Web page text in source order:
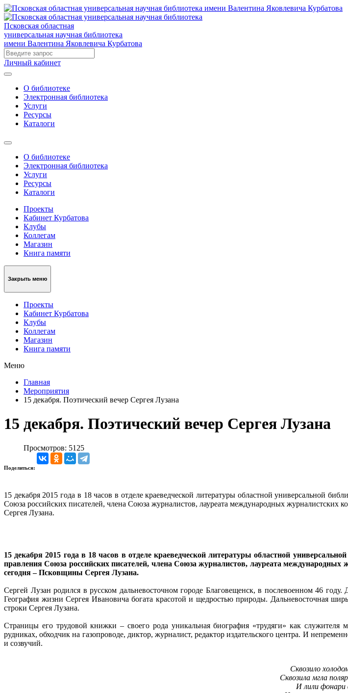
Псковская областная
универсальная научная библиотека
имени Валентина Яковлевича Курбатова
Личный кабинет
О библиотеке
Электронная библиотека
Услуги
Ресурсы
Каталоги
О библиотеке
Электронная библиотека
Услуги
Ресурсы
Каталоги
Проекты
Кабинет Курбатова
Клубы
Коллегам
Магазин
Книга памяти
Закрыть меню
Проекты
Кабинет Курбатова
Клубы
Коллегам
Магазин
Книга памяти
Меню
Главная
Мероприятия
15 декабря. Поэтический вечер Сергея Лузана
15 декабря. Поэтический вечер Сергея Лузана
Просмотров: 5125
Поделиться:
15 декабря 2015 года в 18 часов в отделе краеведческой литературы областной универсальной
Союза российских писателей, члена Союза журналистов, лауреата международных
Сергея Лузана.
15 декабря 2015 года в 18 часов в отделе краеведческой литературы областной
правления Союза российских писателей, члена Союза журналистов, лауреата
сегодня – Псковщины Сергея Лузана.
Сергей Лузан родился в русском дальневосточном городе Благовещенск, в послевоенном 46
География жизни Сергея Ивановича богата красотой и щедростью природы. Дальневосточная
строки Сергея Лузана.
Страницы его трудовой книжки – своего рода уникальная биография «трудяги» как
рудниках, обходчик на газопроводе, диктор, журналист, редактор издательского центра. И
и созвучий.
Сквозило
Сквозила мгла
И лили фонари